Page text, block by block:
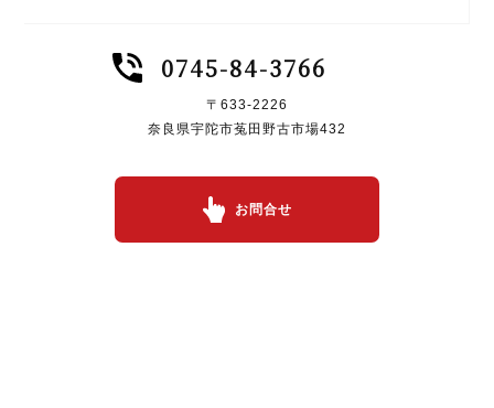
0745-84-3766
〒633-2226
奈良県宇陀市菟田野古市場432
お問合せ